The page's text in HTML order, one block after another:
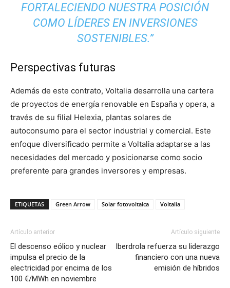
FORTALECIENDO NUESTRA POSICIÓN
COMO LÍDERES EN INVERSIONES
SOSTENIBLES.”
Perspectivas futuras
Además de este contrato, Voltalia desarrolla una cartera
de proyectos de energía renovable en España y opera, a
través de su filial Helexia, plantas solares de
autoconsumo para el sector industrial y comercial. Este
enfoque diversificado permite a Voltalia adaptarse a las
necesidades del mercado y posicionarse como socio
preferente para grandes inversores y empresas.
ETIQUETAS Green Arrow Solar fotovoltaica Voltalia
Artículo anterior
El descenso eólico y nuclear
impulsa el precio de la
electricidad por encima de los
100 €/MWh en noviembre
Artículo siguiente
Iberdrola refuerza su liderazgo
financiero con una nueva
emisión de híbridos